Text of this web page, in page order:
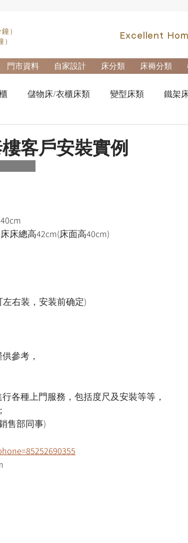
）
Excellent
門市資料 自家設計 床分類 床褥分類
儲物床/衣櫃床類 變型床類 鐵架
文件櫃
客戶安裝實例
床總高42cm(床面高40cm)
右装，安装前确定)
參考，
各種上門服務，包括度尺及安裝等等，
售部同事)